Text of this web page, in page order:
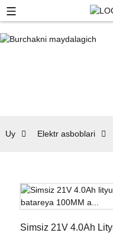
Uy Elektr asboblari
Simsiz 21V 4.0Ah